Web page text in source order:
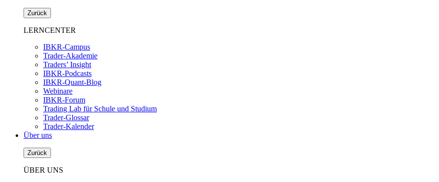
Zurück
LERNCENTER
IBKR-Campus
Trader-Akademie
Traders’ Insight
IBKR-Podcasts
IBKR-Quant-Blog
Webinare
IBKR-Forum
Trading Lab für Schule und Studium
Trader-Glossar
Trader-Kalender
Über uns
Zurück
ÜBER UNS